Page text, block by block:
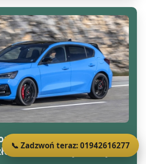
focus lx tdci
w Tyldesley
📞 Zadzwoń teraz: 01942616277